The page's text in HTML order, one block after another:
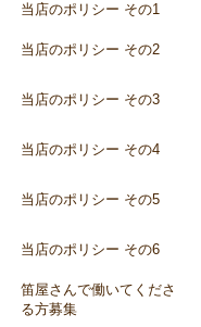
当店のポリシー その1
当店のポリシー その2
当店のポリシー その3
当店のポリシー その4
当店のポリシー その5
当店のポリシー その6
笛屋さんで働いてくださ
る方募集